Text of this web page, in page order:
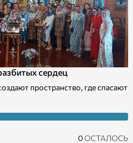
сердец
пространство, где спасают
0ОСТАЛОСЬ